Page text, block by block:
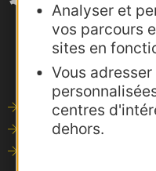
Analyser et
vos parcours
sites en
Vous
centres
dehors.
Outils de
Photothèque